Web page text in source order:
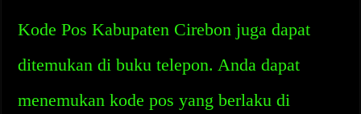
Kode Pos Kabupaten Cirebon juga dapat
ditemukan di buku telepon. Anda dapat
menemukan kode pos yang berlaku di